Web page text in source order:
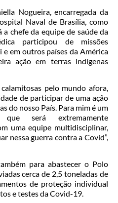
Nogueira, encarregada da
Naval de Brasília, como
chefe da equipe de saúde da
participou de missões
em outros países da América
ação em terras indígenas
pelo mundo afora,
de participar de uma ação
do nosso País. Para mim é um
será extremamente
uma equipe multidisciplinar,
nessa guerra contra a Covid”,
para abastecer o Polo
cerca de 2,5 toneladas de
de proteção individual
e testes da Covid-19.